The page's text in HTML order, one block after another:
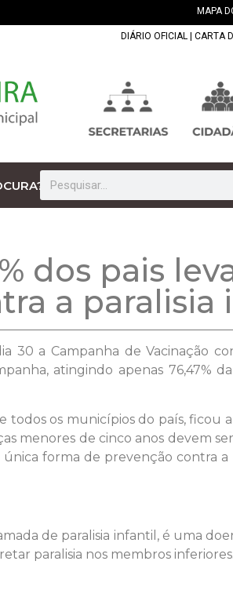
MAPA
DIÁRIO OFICIAL CARTA
dos pais
a
30 a Campanha de Vacinação
atingindo apenas 76,47%
todos os municípios do país,
menores de cinco anos devem
única forma de prevenção contra
de paralisia infantil, é uma
paralisia nos membros